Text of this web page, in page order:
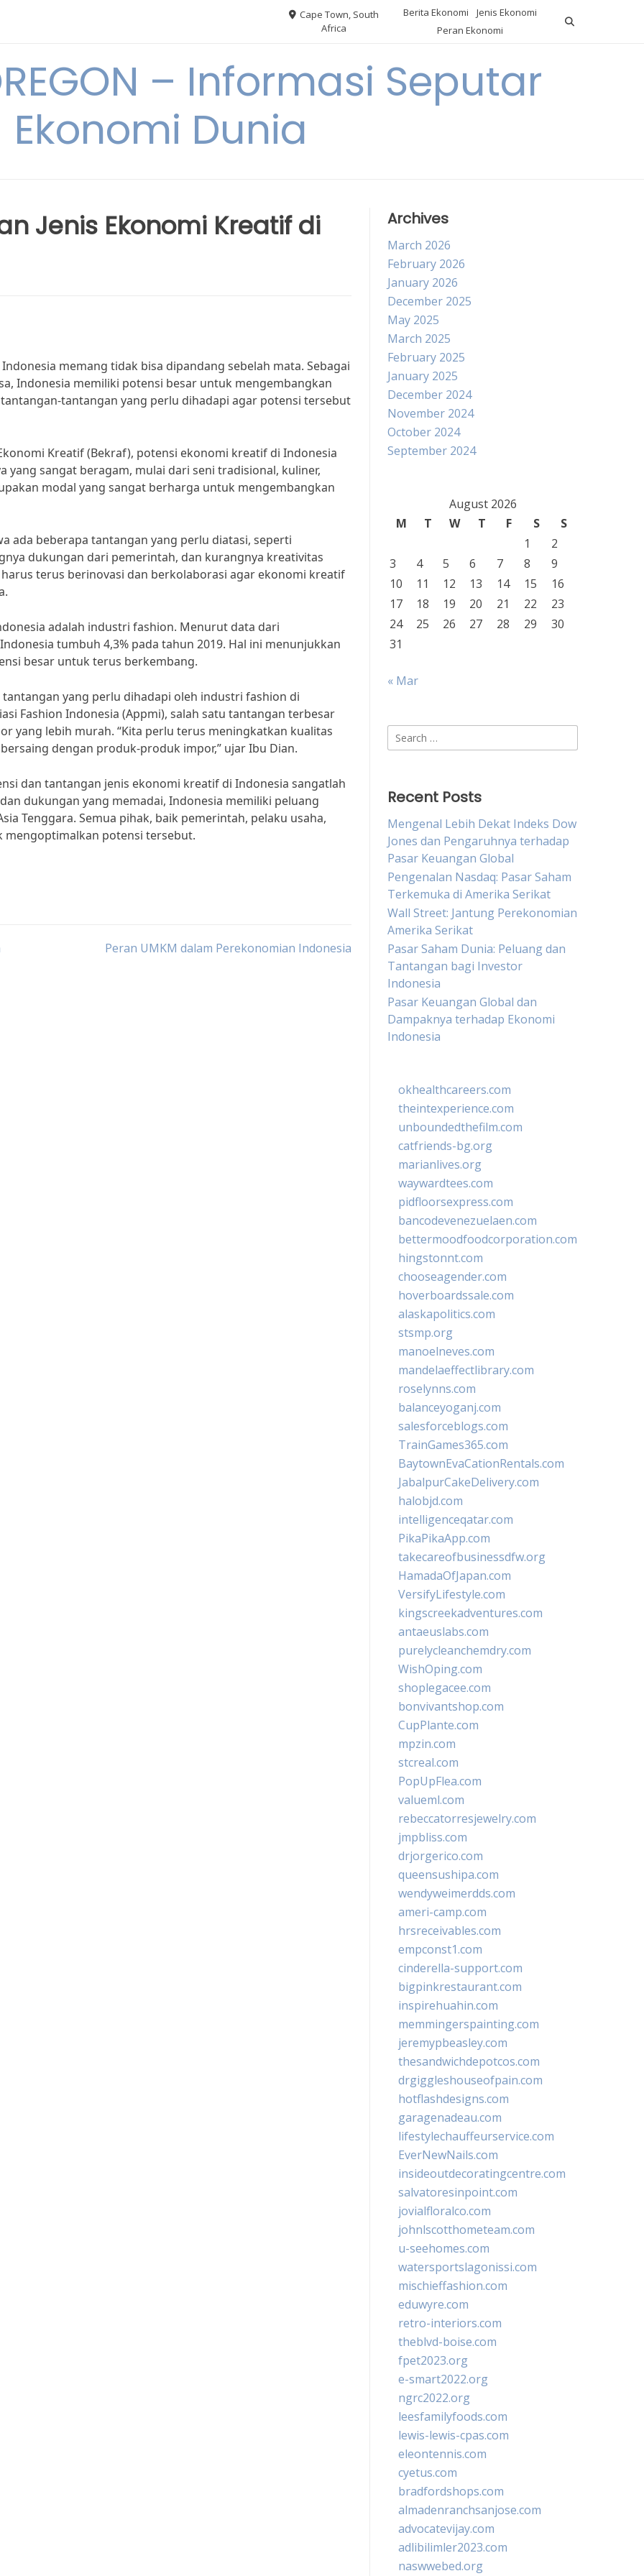
Cape Town, South
Africa
Berita Ekonomi
Jenis Ekonomi
Peran Ekonomi
– Informasi Seputar
Ekonomi Dunia
Jenis Ekonomi Kreatif di
memang tidak bisa dipandang sebelah mata. Sebagai
Indonesia memiliki potensi besar untuk mengembangkan
tantangan yang perlu dihadapi agar potensi tersebut
Kreatif (Bekraf), potensi ekonomi kreatif di Indonesia
yang sangat beragam, mulai dari seni tradisional, kuliner,
modal yang sangat berharga untuk mengembangkan
ada beberapa tantangan yang perlu diatasi, seperti
dukungan dari pemerintah, dan kurangnya kreativitas
terus berinovasi dan berkolaborasi agar ekonomi kreatif
adalah industri fashion. Menurut data dari
tumbuh 4,3% pada tahun 2019. Hal ini menunjukkan
besar untuk terus berkembang.
yang perlu dihadapi oleh industri fashion di
Fashion Indonesia (Appmi), salah satu tantangan terbesar
yang lebih murah. “Kita perlu terus meningkatkan kualitas
dengan produk-produk impor,” ujar Ibu Dian.
dan tantangan jenis ekonomi kreatif di Indonesia sangatlah
dukungan yang memadai, Indonesia memiliki peluang
Tenggara. Semua pihak, baik pemerintah, pelaku usaha,
mengoptimalkan potensi tersebut.
Peran UMKM dalam Perekonomian Indonesia
Archives
March 2026
February 2026
January 2026
December 2025
May 2025
March 2025
February 2025
January 2025
December 2024
November 2024
October 2024
September 2024
August 2026
M
T W T F S
S
1
2
3
4 5 6 7 8
9
10
11 12 13 14 15
16
17
18 19 20 21 22
23
24
25 26 27 28 29
30
31
« Mar
Search
for:
Recent Posts
Mengenal Lebih Dekat Indeks Dow
Jones dan Pengaruhnya terhadap
Pasar Keuangan Global
Pengenalan Nasdaq: Pasar Saham
Terkemuka di Amerika Serikat
Wall Street: Jantung Perekonomian
Amerika Serikat
Pasar Saham Dunia: Peluang dan
Tantangan bagi Investor
Indonesia
Pasar Keuangan Global dan
Dampaknya terhadap Ekonomi
Indonesia
okhealthcareers.com
theintexperience.com
unboundedthefilm.com
catfriends-bg.org
marianlives.org
waywardtees.com
pidfloorsexpress.com
bancodevenezuelaen.com
bettermoodfoodcorporation.com
hingstonnt.com
chooseagender.com
hoverboardssale.com
alaskapolitics.com
stsmp.org
manoelneves.com
mandelaeffectlibrary.com
roselynns.com
balanceyoganj.com
salesforceblogs.com
TrainGames365.com
BaytownEvaCationRentals.com
JabalpurCakeDelivery.com
halobjd.com
intelligenceqatar.com
PikaPikaApp.com
takecareofbusinessdfw.org
HamadaOfJapan.com
VersifyLifestyle.com
kingscreekadventures.com
antaeuslabs.com
purelycleanchemdry.com
WishOping.com
shoplegacee.com
bonvivantshop.com
CupPlante.com
mpzin.com
stcreal.com
PopUpFlea.com
valueml.com
rebeccatorresjewelry.com
jmpbliss.com
drjorgerico.com
queensushipa.com
wendyweimerdds.com
ameri-camp.com
hrsreceivables.com
empconst1.com
cinderella-support.com
bigpinkrestaurant.com
inspirehuahin.com
memmingerspainting.com
jeremypbeasley.com
thesandwichdepotcos.com
drgiggleshouseofpain.com
hotflashdesigns.com
garagenadeau.com
lifestylechauffeurservice.com
EverNewNails.com
insideoutdecoratingcentre.com
salvatoresinpoint.com
jovialfloralco.com
johnlscotthometeam.com
u-seehomes.com
watersportslagonissi.com
mischieffashion.com
eduwyre.com
retro-interiors.com
theblvd-boise.com
fpet2023.org
e-smart2022.org
ngrc2022.org
leesfamilyfoods.com
lewis-lewis-cpas.com
eleontennis.com
cyetus.com
bradfordshops.com
almadenranchsanjose.com
advocatevijay.com
adlibilimler2023.com
naswwebed.org